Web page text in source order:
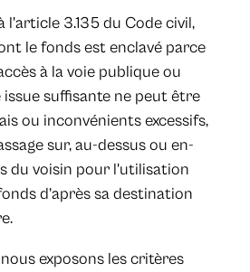
l'article 3.135 du Code civil,
le fonds est enclavé parce
à la voie publique ou
suffisante ne peut être
ou inconvénients excessifs,
sur, au-dessus ou en-
du voisin pour l'utilisation
d’après sa destination
exposons les critères